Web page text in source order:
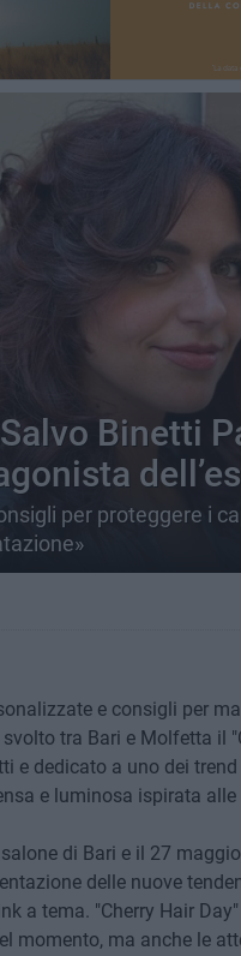
Binetti
per proteggere i
e consigli per
tra Bari e Molfetta il
e dedicato a uno dei
e luminosa ispirata
di Bari e il 27
delle nuove
a tema. "Cherry Hair
momento, ma anche le